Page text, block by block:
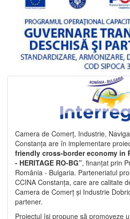
Camera de Comerț, Industrie,
Constanța are în implementare
friendly cross-border economy in
- HERITAGE RO-BG”, finanțat prin
România - Bulgaria. Parteneriatul
CCINA Constanța, care are calitate
Camera de Comerț și Industrie
partener.
Proiectul își propune să promoveze